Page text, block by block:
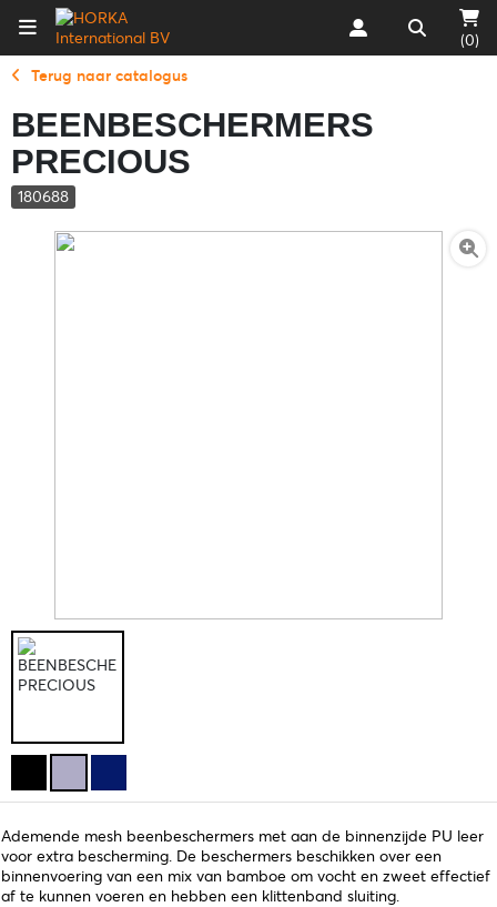
(0)
Terug naar catalogus
BEENBESCHERMERS
PRECIOUS
180688
Ademende mesh beenbeschermers met aan de binnenzijde PU leer
voor extra bescherming. De beschermers beschikken over een
binnenvoering van een mix van bamboe om vocht en zweet effectief
af te kunnen voeren en hebben een klittenband sluiting.